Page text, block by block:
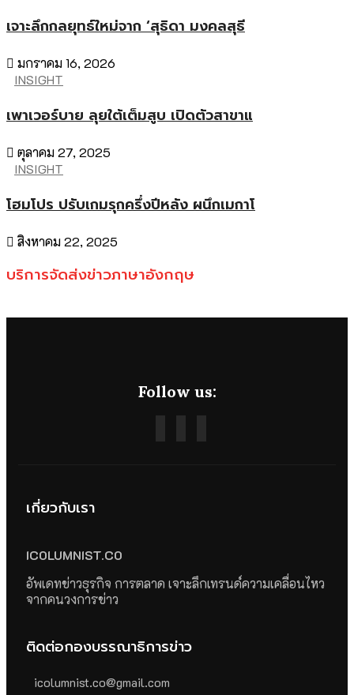
เจาะลึกกลยุทธ์ใหม่จาก ‘สุธิดา มงคลสุธี
มกราคม 16, 2026
INSIGHT
เพาเวอร์บาย ลุยใต้เต็มสูบ เปิดตัวสาขาแ
ตุลาคม 27, 2025
INSIGHT
โฮมโปร ปรับเกมรุกครึ่งปีหลัง ผนึกเมกาโ
สิงหาคม 22, 2025
บริการจัดส่งข่าวภาษาอังกฤษ
Follow us:
เกี่ยวกับเรา
ICOLUMNIST.CO
อัพเดทข่าวธุรกิจ การตลาด เจาะลึกเทรนด์ความเคลื่อนไหว
จากคนวงการข่าว
ติดต่อกองบรรณาธิการข่าว
icolumnist.co@gmail.com